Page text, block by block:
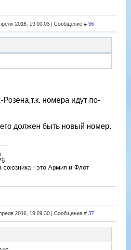
2016, 19:00:03 | Сообщение # 36
Розена,т.к. номера идут по-
должен быть новый номер.
союзника - это Армия и Флот
2016, 19:09:30 | Сообщение # 37